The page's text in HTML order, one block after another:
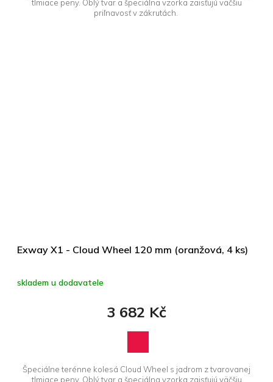
tlmiace peny. Oblý tvar a špeciálna vzorka zaisťujú väčšiu
priľnavosť v zákrutách.
Exway X1 - Cloud Wheel 120 mm (oranžová, 4 ks)
skladem u dodavatele
3 682 Kč
Špeciálne terénne kolesá Cloud Wheel s jadrom z tvarovanej
tlmiace peny. Oblý tvar a špeciálna vzorka zaisťujú väčšiu